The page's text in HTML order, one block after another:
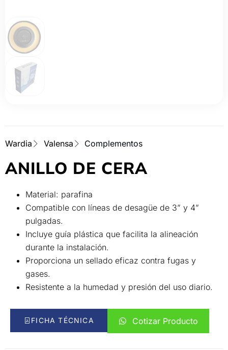
Wardia Valensa Complementos
ANILLO DE CERA
Material: parafina
Compatible con líneas de desagüe de 3” y 4”
pulgadas.
Incluye guía plástica que facilita la alineación
durante la instalación.
Proporciona un sellado eficaz contra fugas y
gases.
Resistente a la humedad y presión del uso diario.
FICHA TÉCNICA Cotizar Producto